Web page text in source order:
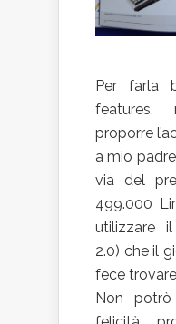
Per farla
features,
proporre
a mio
via del
499.000
utilizzare
2.0) che il
fece trovare
Non